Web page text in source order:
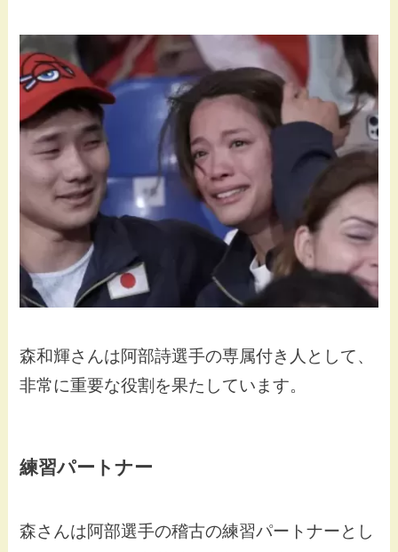
森和輝さんは阿部詩選手の専属付き人として、
非常に重要な役割を果たしています。
練習パートナー
森さんは阿部選手の稽古の練習パートナーとし